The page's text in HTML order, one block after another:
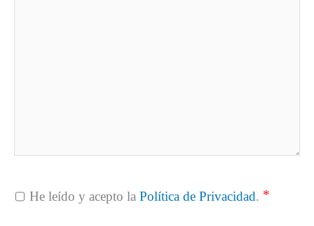
He leído y acepto la Política de Privacidad. *